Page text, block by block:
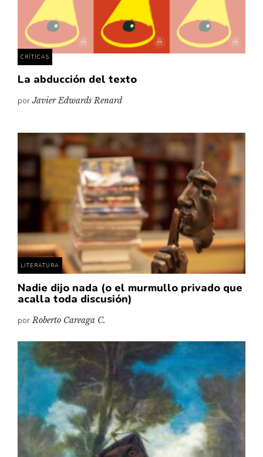
Pensamiento ilustrado
Personaje
Personajes secundarios
Política
Sociedad
Vidas paralelas
Voces y lecturas
CRÍTICAS
La abducción del texto
porJavier Edwards Renard
LITERATURA
Nadie dijo nada (o el murmullo privado que
acalla toda discusión)
porRoberto Careaga C.